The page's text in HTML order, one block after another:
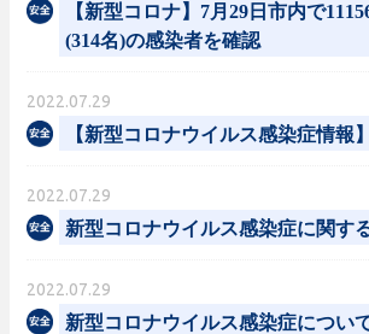
【新型コロナ】7月29日市内で
(314名)の感染者を確認
2022.07.29
【新型コロナウイルス感染症情報
2022.07.29
新型コロナウイルス感染症に関す
2022.07.29
新型コロナウイルス感染症につい